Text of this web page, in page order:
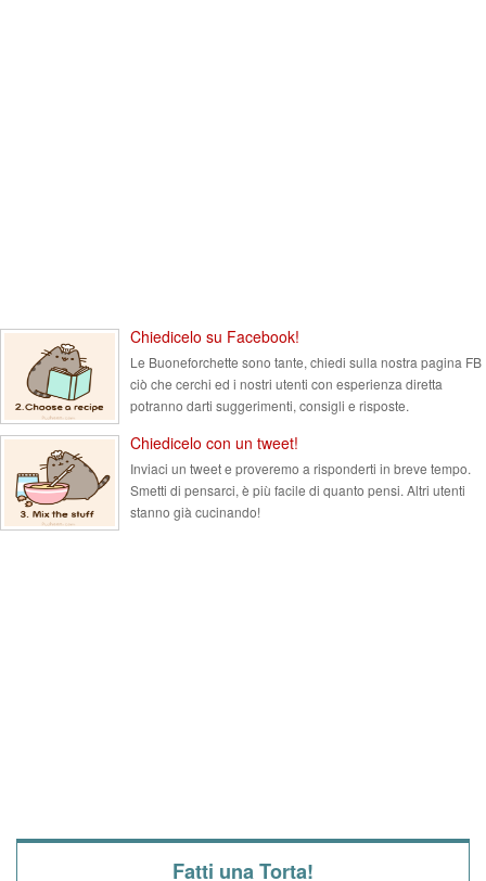
Chiedicelo su Facebook!
Le Buoneforchette sono tante, chiedi sulla nostra pagina FB
ciò che cerchi ed i nostri utenti con esperienza diretta
potranno darti suggerimenti, consigli e risposte.
Chiedicelo con un tweet!
Inviaci un tweet e proveremo a risponderti in breve tempo.
Smetti di pensarci, è più facile di quanto pensi. Altri utenti
stanno già cucinando!
Fatti una Torta!